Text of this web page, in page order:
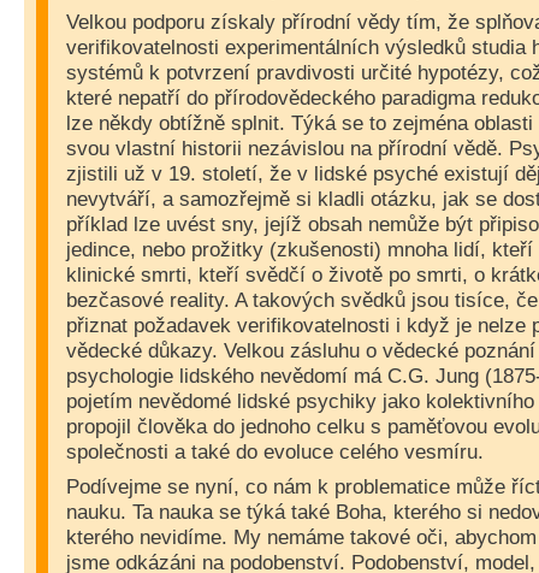
Velkou podporu získaly přírodní vědy tím, že
verifikovatelnosti experimentálních výsledků studia
systémů k potvrzení pravdivosti určité hypotézy,
které nepatří do přírodovědeckého paradigma
lze někdy obtížně splnit. Týká se to zejména
svou vlastní historii nezávislou na přírodní vědě.
zjistili už v 19. století, že v lidské psyché existují
nevytváří, a samozřejmě si kladli otázku, jak se
příklad lze uvést sny, jejíž obsah nemůže být
jedince, nebo prožitky (zkušenosti) mnoha lidí,
klinické smrti, kteří svědčí o životě po smrti, o
bezčasové reality. A takových svědků jsou tisíce,
přiznat požadavek verifikovatelnosti i když je nelze
vědecké důkazy. Velkou zásluhu o vědecké
psychologie lidského nevědomí má C.G. Jung
pojetím nevědomé lidské psychiky jako
propojil člověka do jednoho celku s paměťovou
společnosti a také do evoluce celého vesmíru.
Podívejme se nyní, co nám k problematice může
nauku. Ta nauka se týká také Boha, kterého si
kterého nevidíme. My nemáme takové oči,
jsme odkázáni na podobenství. Podobenství,